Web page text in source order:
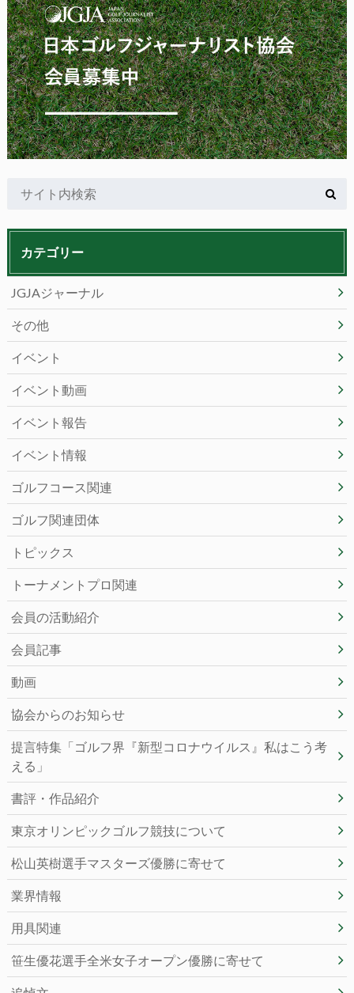
カテゴリー
JGJAジャーナル
その他
イベント
イベント動画
イベント報告
イベント情報
ゴルフコース関連
ゴルフ関連団体
トピックス
トーナメントプロ関連
会員の活動紹介
会員記事
動画
協会からのお知らせ
提言特集「ゴルフ界『新型コロナウイルス』私はこう考
える」
書評・作品紹介
東京オリンピックゴルフ競技について
松山英樹選手マスターズ優勝に寄せて
業界情報
用具関連
笹生優花選手全米女子オープン優勝に寄せて